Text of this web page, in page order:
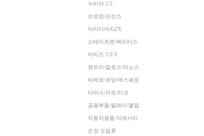
누비라 1/2
브로엄/프린스
아카디아/G2X
스테이츠맨/베리타스
마티즈 1/2/3
젠트라/칼로스/라노스
씨에로/르망/에스페로
다마스/라보/티코
공용부품/릴레이/클립
자동차용품/악세사리
순정 오일류